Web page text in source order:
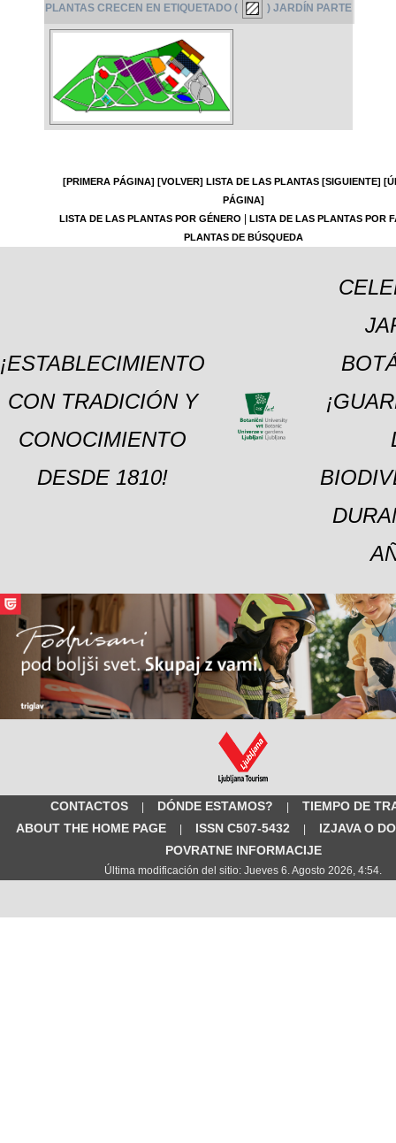
PLANTAS CRECEN EN ETIQUETADO ( ) JARDÍN PARTE
[PRIMERA PÁGINA] [VOLVER] LISTA DE LAS PLANTAS [SIGUIENTE]
PÁGINA]
LISTA DE LAS PLANTAS POR GÉNERO
LISTA DE LAS PLANTAS POR
PLANTAS DE BÚSQUEDA
¡ESTABLECIMIENTO
CON TRADICIÓN Y
CONOCIMIENTO
DESDE 1810!
CONTACTOS | DÓNDE ESTAMOS? |
TIEMPO DE
ABOUT THE HOME PAGE
| ISSN C507-5432 |
IZJAVA O
POVRATNE INFORMACIJE
Última modificación del sitio: Jueves 6. Agosto 2026, 4:54.